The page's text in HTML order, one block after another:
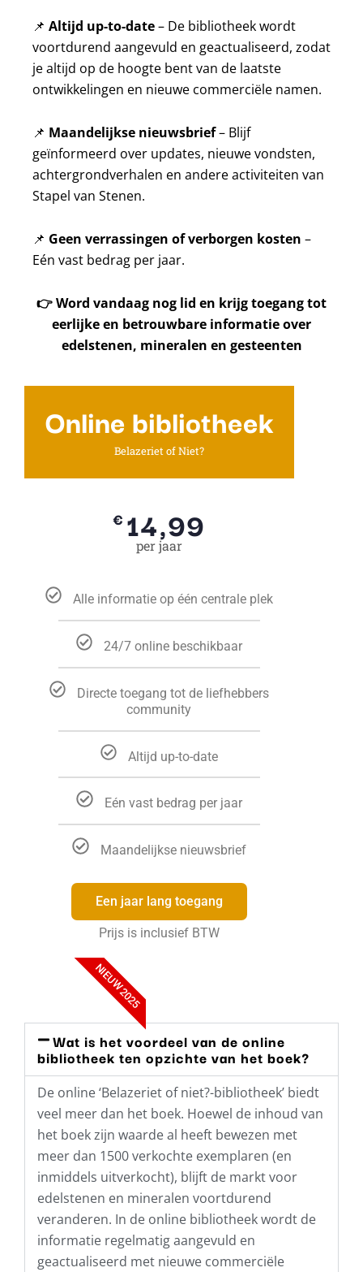
📌 Altijd up-to-date– De bibliotheek wordt
voortdurend aangevuld en geactualiseerd, zodat
je altijd op de hoogte bent van de laatste
ontwikkelingen en nieuwe commerciële namen.
📌 Maandelijkse nieuwsbrief– Blijf
geïnformeerd over updates, nieuwe vondsten,
achtergrondverhalen en andere activiteiten van
Stapel van Stenen.
📌 Geen verrassingen of verborgen kosten –
Eén vast bedrag per jaar.
👉Word vandaag nog lid en krijg toegang tot
eerlijke en betrouwbare informatie over
edelstenen, mineralen en gesteenten
Online bibliotheek
Belazeriet of Niet?
€ 14,99
per jaar
Alle informatie op één centrale plek
24/7 online beschikbaar
Directe toegang tot de liefhebbers
community
Altijd up-to-date
Eén vast bedrag per jaar
Maandelijkse nieuwsbrief
Een jaar lang toegang
Prijs is inclusief BTW
NIEUW 2025
Wat is het voordeel van de online
bibliotheek ten opzichte van het boek?
De online ‘Belazeriet of niet?-bibliotheek’ biedt
veel meer dan het boek. Hoewel de inhoud van
het boek zijn waarde al heeft bewezen met
meer dan 1500 verkochte exemplaren (en
inmiddels uitverkocht), blijft de markt voor
edelstenen en mineralen voortdurend
veranderen. In de online bibliotheek wordt de
informatie regelmatig aangevuld en
geactualiseerd met nieuwe commerciële